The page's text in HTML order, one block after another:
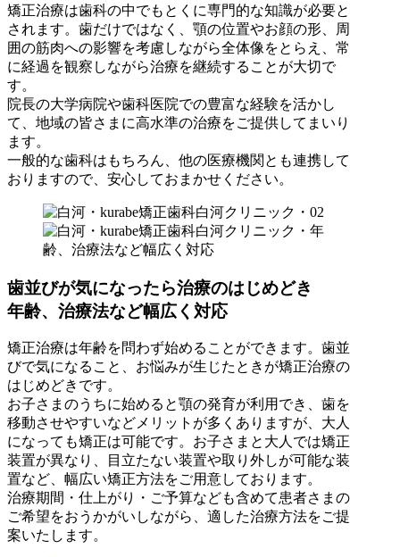
矯正治療は歯科の中でもとくに専門的な知識が必要と
されます。歯だけではなく、顎の位置やお顔の形、周
囲の筋肉への影響を考慮しながら全体像をとらえ、常
に経過を観察しながら治療を継続することが大切で
す。
院長の大学病院や歯科医院での豊富な経験を活かし
て、地域の皆さまに高水準の治療をご提供してまいり
ます。
一般的な歯科はもちろん、他の医療機関とも連携して
おりますので、安心しておまかせください。
歯並びが気になったら治療のはじめどき
年齢、治療法など幅広く対応
矯正治療は年齢を問わず始めることができます。歯並
びで気になること、お悩みが生じたときが矯正治療の
はじめどきです。
お子さまのうちに始めると顎の発育が利用でき、歯を
移動させやすいなどメリットが多くありますが、大人
になっても矯正は可能です。お子さまと大人では矯正
装置が異なり、目立たない装置や取り外しが可能な装
置など、幅広い矯正方法をご用意しております。
治療期間・仕上がり・ご予算なども含めて患者さまの
ご希望をおうかがいしながら、適した治療方法をご提
案いたします。